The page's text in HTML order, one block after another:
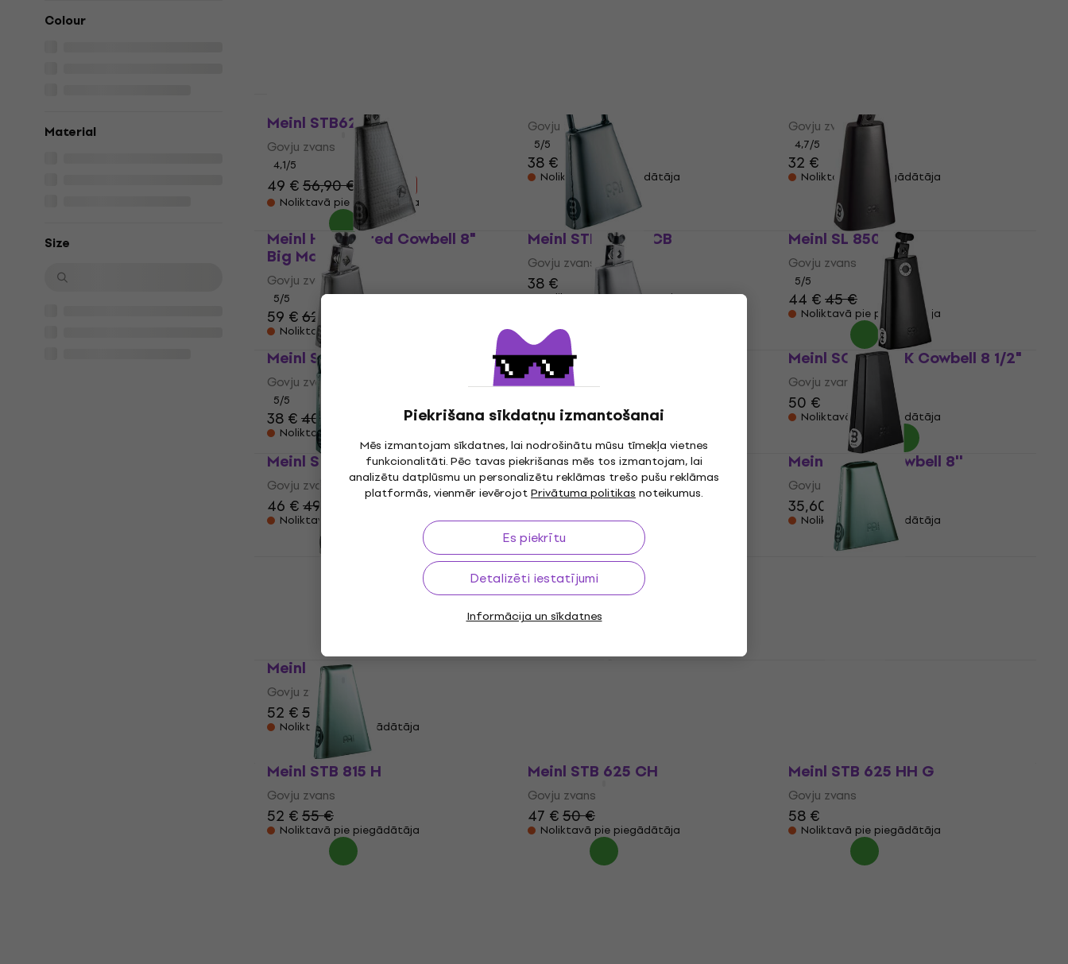
Piekrišana sīkdatņu izmantošanai
Mēs izmantojam sīkdatnes, lai nodrošinātu mūsu tīmekļa vietnes
funkcionalitāti. Pēc tavas piekrišanas mēs tos izmantojam, lai
analizētu datplūsmu un personalizētu reklāmas trešo pušu reklāmas
platformās, vienmēr ievērojotPrivātuma politikasnoteikumus.
Es piekrītu
Detalizēti iestatījumi
Informācija un sīkdatnes
Colour
Material
Size
Meinl STB625
Govju zvans
4,1/5
49 €56,90 €
- 14 %
Noliktavā pie piegādātāja
Govju zvans
5/5
38 €
Noliktavā pie piegādātāja
Govju zvans
4,7/5
32 €
Noliktavā pie piegādātāja
Meinl Hammered Cowbell 8"
Big Mouth
Govju zvans
5/5
59 €62 €
Noliktavā pie piegādātāja
Meinl STB 45 HA CB
Govju zvans
38 €
Noliktavā pie piegādātāja
Meinl SL 850 BK
Govju zvans
5/5
44 €45 €
Noliktavā pie piegādātāja
Meinl STB 45 M
Govju zvans
5/5
38 €40,60 €
Noliktavā pie piegādātāja
Meinl Cowbell 5 1/2'' Steel
Govju zvans
Noliktavā pie piegādātāja
Meinl SCL850-BK Cowbell 8 1/2"
Govju zvans
50 €
Noliktavā pie piegādātāja
Meinl STB 625 HA CB
Govju zvans
46 €49 €
Noliktavā pie piegādātāja
Meinl STB 785 H
Govju zvans
47 €
Noliktavā pie piegādātāja
Meinl Bongo Cowbell 8''
Govju zvans
35,60 €
Noliktavā pie piegādātāja
Meinl STB45 H Cowbell
Govju zvans
38 €40,60 €
Noliktavā pie piegādātāja
Meinl STB 80 S
Govju zvans
52 €54,90 €
Noliktavā pie piegādātāja
Meinl STB 815 H
Govju zvans
52 €55 €
Noliktavā pie piegādātāja
Meinl STB 625 CH
Govju zvans
47 €50 €
Noliktavā pie piegādātāja
Meinl STB 625 HH G
Govju zvans
58 €
Noliktavā pie piegādātāja